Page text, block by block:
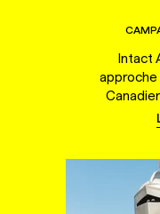
Intact
approche